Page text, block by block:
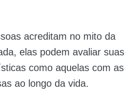
acreditam no mito da
elas podem avaliar suas
como aquelas com as
ao longo da vida.